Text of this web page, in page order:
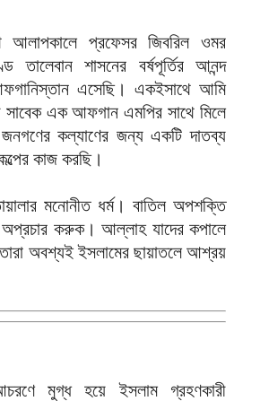
আলাপকালে প্রফেসর জিবরিল ওমর
শাসনের বর্ষপূর্তির আনন্দ
এসেছি। একইসাথে আমি
সাবেক এক আফগান এমপির সাথে মিলে
কল্যাণের জন্য একটি দাতব্য
কাজ করছি।
মনোনীত ধর্ম। বাতিল অপশক্তি
করুক। আল্লাহ যাদের কপালে
তারা অবশ্যই ইসলামের ছায়াতলে আশ্রয়
মুগ্ধ হয়ে ইসলাম গ্রহণকারী